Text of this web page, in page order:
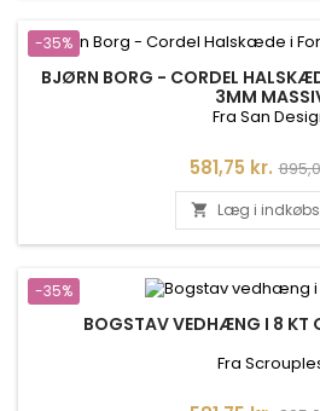
-35%
BJØRN BORG - CORDEL
3MM
Fra San
Pris
581,75 kr.
 Læg i
-35%
BOGSTAV VEDHÆNG I 8 KT
Fra